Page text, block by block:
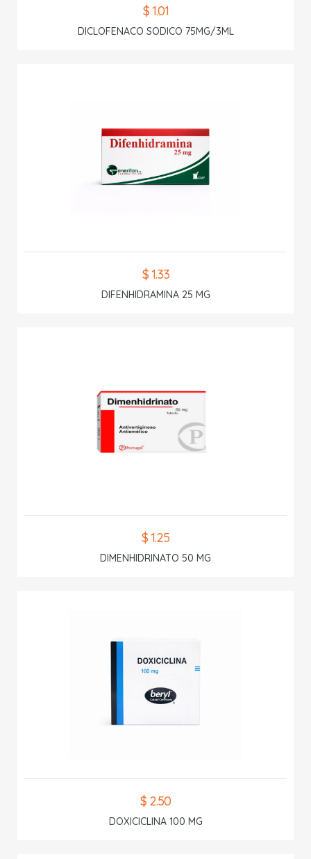
$ 1.01
DICLOFENACO SODICO 75MG/3ML
$ 1.33
DIFENHIDRAMINA 25 MG
$ 1.25
DIMENHIDRINATO 50 MG
$ 2.50
DOXICICLINA 100 MG